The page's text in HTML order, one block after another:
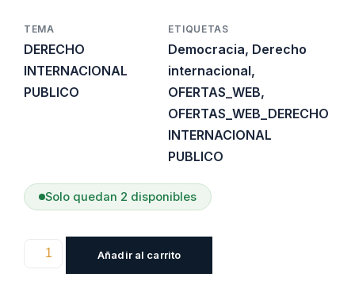
TEMA
DERECHO
INTERNACIONAL
PUBLICO
ETIQUETAS
Democracia, Derecho
internacional,
OFERTAS_WEB,
OFERTAS_WEB_DERECHO
INTERNACIONAL
PUBLICO
Solo quedan 2 disponibles
Derecho
Añadir al carrito